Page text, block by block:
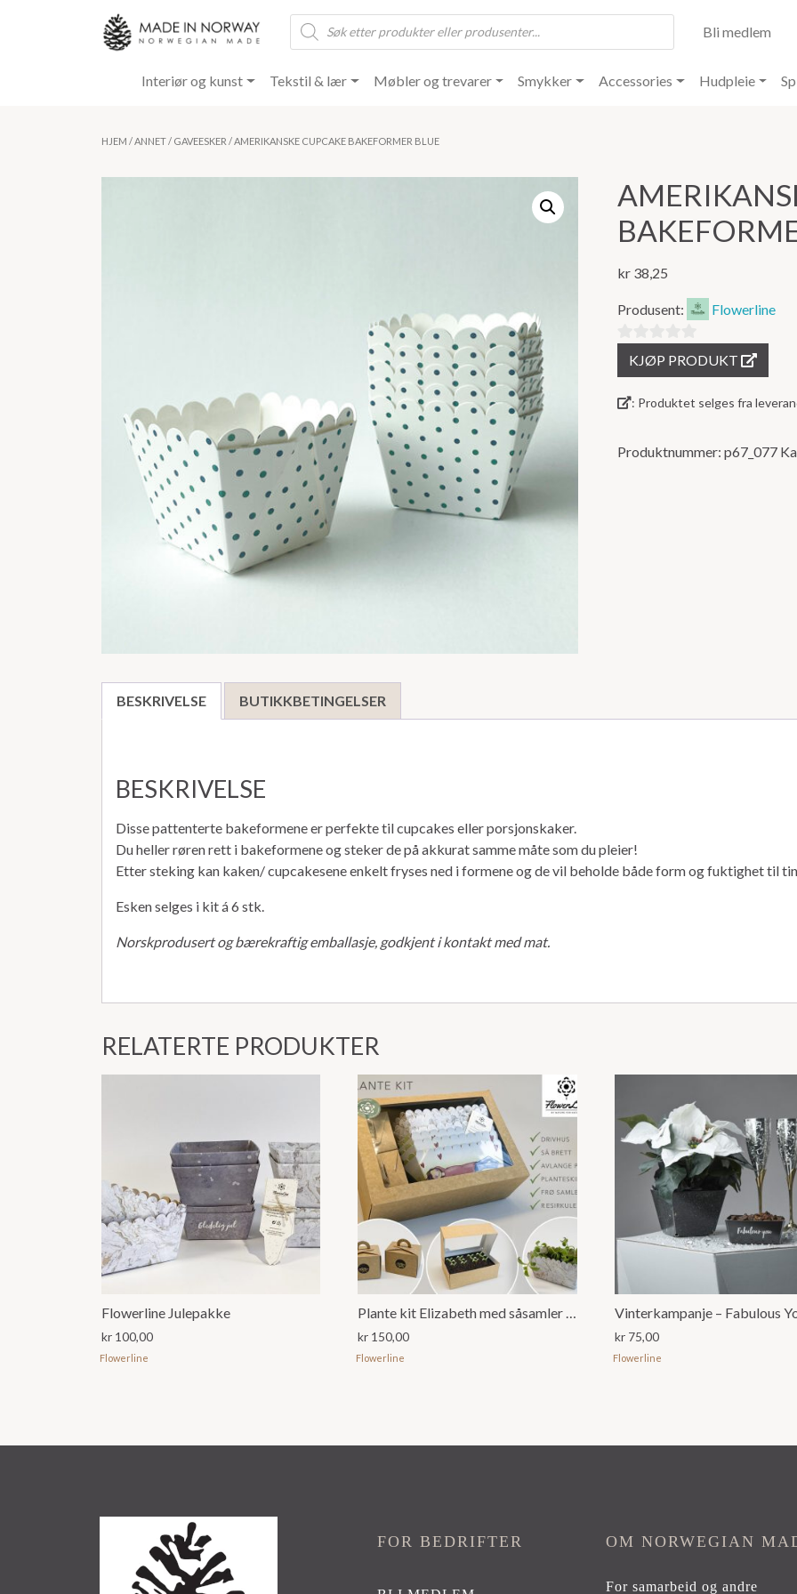
Products
search
Bli medlem
Interiør og kunst Tekstil & lær Møbler og trevarer Smykker Accessories Hudpleie
HJEM /ANNET/ GAVEESKER / AMERIKANSKE CUPCAKE BAKEFORMER BLUE
kr 38,25
Produsent: Flowerline
ut
av
KJØP PRODUKT
: Produktet selges fra
Produktnummer:p67_077
BESKRIVELSE BUTIKKBETINGELSER
BESKRIVELSE
Disse pattenterte bakeformene er perfekte til cupcakes eller porsjonskaker.
Du heller røren rett i bakeformene og steker de på akkurat samme måte som du pleier!
Etter steking kan kaken/ cupcakesene enkelt fryses ned i formene og de vil beholde både form og fuktighet til
Esken selges i kit á 6 stk.
Norskprodusert og bærekraftig emballasje, godkjent i kontakt med mat.
RELATERTE PRODUKTER
Flowerline Julepakke
kr 100,00
Flowerline
kr 150,00
Flowerline
Vinterkampanje – Fabulous
kr75,00
Flowerline
FOR BEDRIFTER OM NORWEGIAN
For samarbeid og andre